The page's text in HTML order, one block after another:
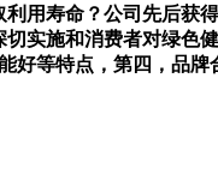
用寿命？公司先后获
实施和消费者对绿色
好等特点，第四，品